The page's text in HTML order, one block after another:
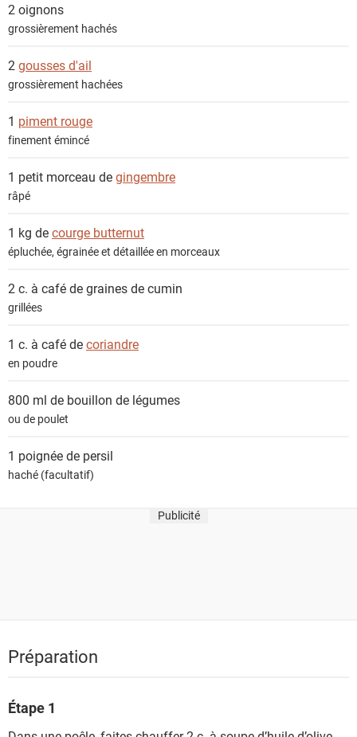
s
2 oignons
grossièrement hachés
2 gousses d'ail
grossièrement hachées
1 piment rouge
finement émincé
1 petit morceau degingembre
râpé
1 kg decourge butternut
épluchée, égrainée et détaillée en morceaux
2 c. à café degraines de cumin
grillées
1 c. à café decoriandre
en poudre
800 ml de bouillon de légumes
ou de poulet
1 poignée de persil
haché (facultatif)
Publicité
Préparation
Étape 1